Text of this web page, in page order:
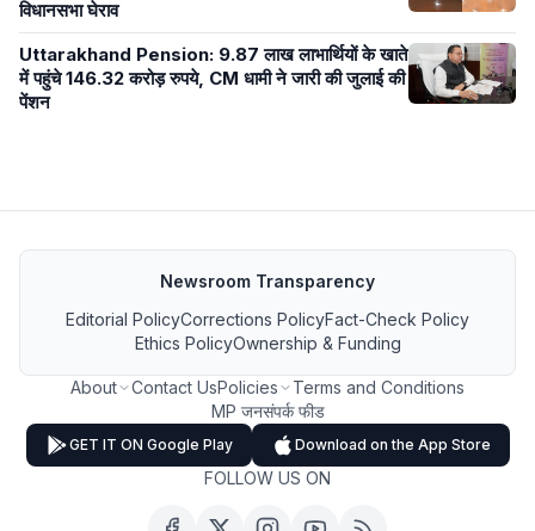
विधानसभा घेराव
Uttarakhand Pension: 9.87 लाख लाभार्थियों के खाते
में पहुंचे 146.32 करोड़ रुपये, CM धामी ने जारी की जुलाई की
पेंशन
Newsroom Transparency
Editorial PolicyCorrections PolicyFact-Check Policy
Ethics PolicyOwnership & Funding
About Contact UsPolicies
Terms and Conditions
MP जनसंपर्क फीड
GET IT ON Google Play Download on the App Store
FOLLOW US ON